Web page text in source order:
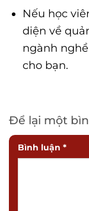
Nếu học
diện về
ngành
cho bạn.
Để lại một
Bình luận *